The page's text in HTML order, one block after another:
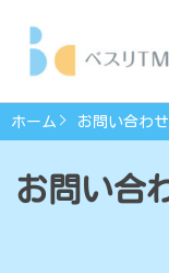
お問い合
ホーム お問い合わ